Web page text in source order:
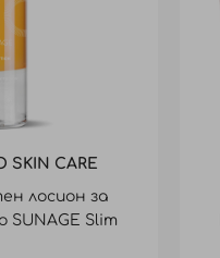
SKIN CARE
лосион за
SUNAGE Slim